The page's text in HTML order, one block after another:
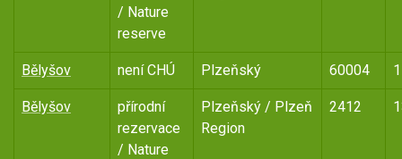
/ Nature
reserve
Bělyšov není CHÚ Plzeňský 60004
Bělyšov
přírodní
rezervace
/ Nature
Plzeňský / Plzeň
Region
2412